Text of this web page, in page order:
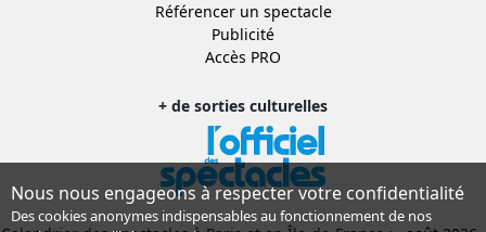
Référencer un spectacle
Publicité
Accès PRO
+ de sorties culturelles
Nous nous engageons à respecter votre confidentialité
Des cookies anonymes indispensables au fonctionnement de nos